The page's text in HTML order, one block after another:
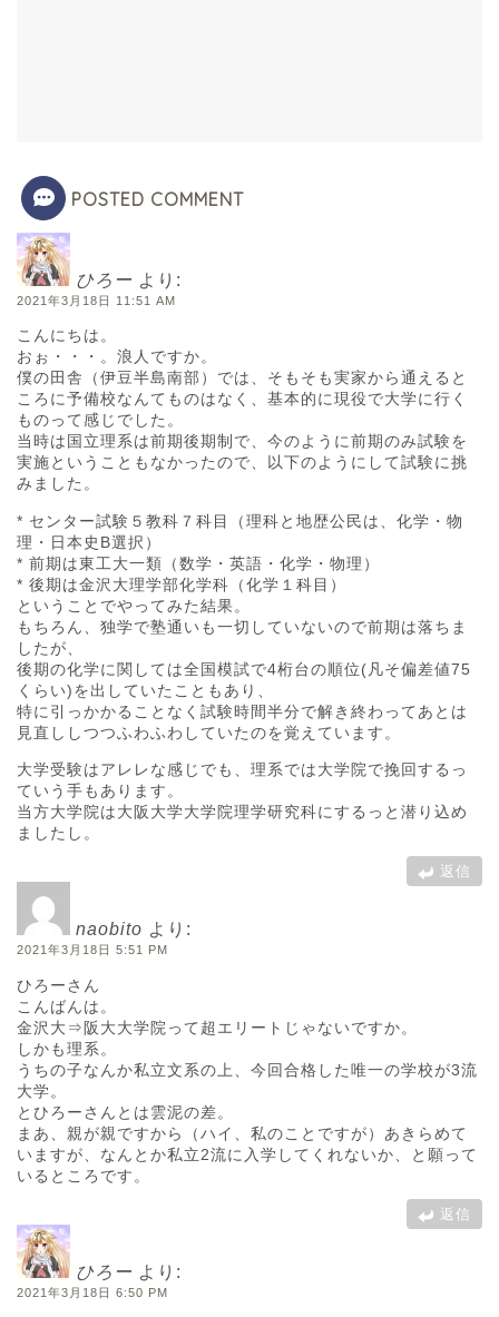
POSTED COMMENT
ひろー より:
2021年3月18日 11:51 AM
こんにちは。
おぉ・・・。浪人ですか。
僕の田舎（伊豆半島南部）では、そもそも実家から通えると
ころに予備校なんてものはなく、基本的に現役で大学に行く
ものって感じでした。
当時は国立理系は前期後期制で、今のように前期のみ試験を
実施ということもなかったので、以下のようにして試験に挑
みました。
* センター試験５教科７科目（理科と地歴公民は、化学・物
理・日本史B選択）
* 前期は東工大一類（数学・英語・化学・物理）
* 後期は金沢大理学部化学科（化学１科目）
ということでやってみた結果。
もちろん、独学で塾通いも一切していないので前期は落ちま
したが、
後期の化学に関しては全国模試で4桁台の順位(凡そ偏差値75
くらい)を出していたこともあり、
特に引っかかることなく試験時間半分で解き終わってあとは
見直ししつつふわふわしていたのを覚えています。
大学受験はアレレな感じでも、理系では大学院で挽回するっ
ていう手もあります。
当方大学院は大阪大学大学院理学研究科にするっと潜り込め
ましたし。
返信
naobito より:
2021年3月18日 5:51 PM
ひろーさん
こんばんは。
金沢大⇒阪大大学院って超エリートじゃないですか。
しかも理系。
うちの子なんか私立文系の上、今回合格した唯一の学校が3流
大学。
とひろーさんとは雲泥の差。
まあ、親が親ですから（ハイ、私のことですが）あきらめて
いますが、なんとか私立2流に入学してくれないか、と願って
いるところです。
返信
ひろー より:
2021年3月18日 6:50 PM